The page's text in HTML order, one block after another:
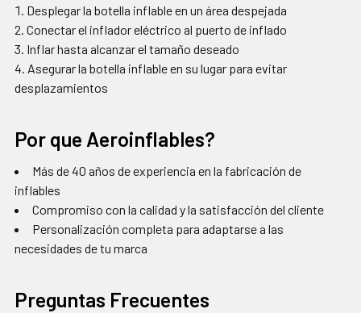
Desplegar la botella inflable en un área despejada
Conectar el inflador eléctrico al puerto de inflado
Inflar hasta alcanzar el tamaño deseado
Asegurar la botella inflable en su lugar para evitar
desplazamientos
Por que Aeroinflables?
Más de 40 años de experiencia en la fabricación de
inflables
Compromiso con la calidad y la satisfacción del cliente
Personalización completa para adaptarse a las
necesidades de tu marca
Preguntas Frecuentes